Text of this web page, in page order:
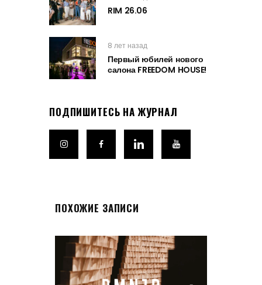
RIM 26.06
8 лет назад
Первый юбилей нового
салона FREEDOM HOUSE!
ПОДПИШИТЕСЬ НА ЖУРНАЛ
ПОХОЖИЕ ЗАПИСИ